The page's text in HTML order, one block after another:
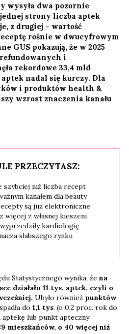
wysyła dwa pozornie
jednej strony liczba aptek
z drugiej – wartość
rośnie w dwucyfrowym
GUS pokazują, że w 2025
i
rekordowe 33,4 mld
aptek nadal się kurczy. Dla
i produktów health &
wzrost znaczenia kanału
PRZECZYTASZ:
szybciej niż liczba recept
kanałem dla beauty
są już elektroniczne
więcej z własnej kieszeni
kardiologię
słabszego rynku
Statystycznego wynika, że na
działało 11 tys. aptek, czyli o
Ubyło również punktów
do 1,1 tys. (o 0,2 proc. rok do
aptekę lub punkt apteczny
mieszkańców, o 40 więcej niż